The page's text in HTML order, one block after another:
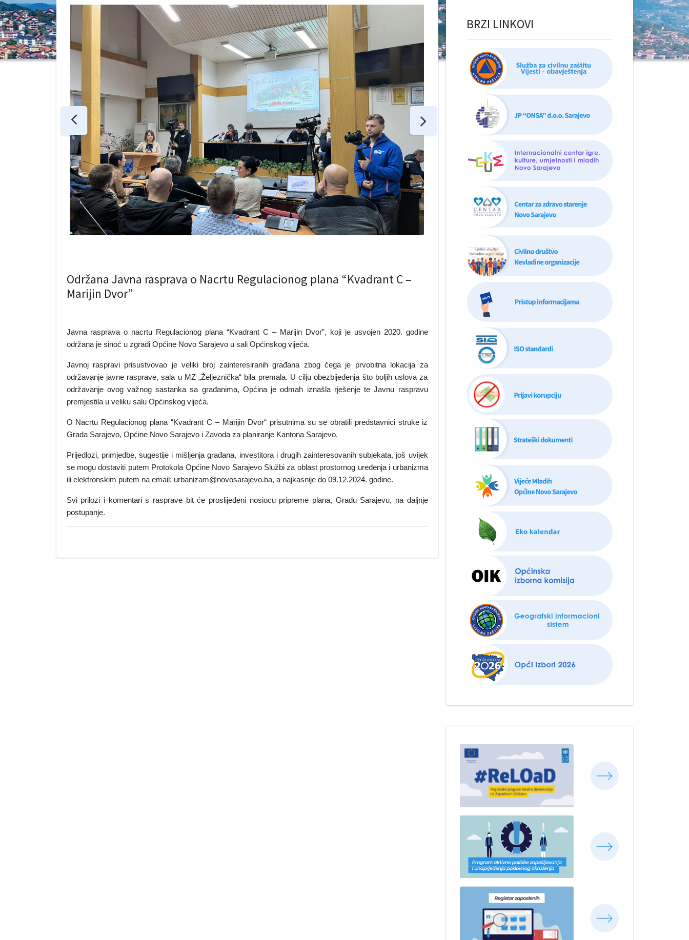
Održana Javna rasprava o Nacrtu Regulacionog plana “Kvadrant C –
Marijin Dvor”
Javna rasprava o nacrtu Regulacionog plana “Kvadrant C – Marijin Dvor”, koji je usvojen 2020. godine
održana je sinoć u zgradi Općine Novo Sarajevo u sali Općinskog vijeća.
Javnoj raspravi prisustvovao je veliki broj zainteresiranih građana zbog čega je prvobitna lokacija za
održavanje javne rasprave, sala u MZ „Željeznička“ bila premala. U cilju obezbijeđenja što boljih uslova za
održavanje ovog važnog sastanka sa građanima, Općina je odmah iznašla rješenje te Javnu raspravu
premjestila u veliku salu Općinskog vijeća.
O Nacrtu Regulacionog plana “Kvadrant C – Marijin Dvor“ prisutnima su se obratili predstavnici struke iz
Grada Sarajevo, Općine Novo Sarajevo i Zavoda za planiranje Kantona Sarajevo.
Prijedlozi, primjedbe, sugestije i mišljenja građana, investitora i drugih zainteresovanih subjekata, još uvijek
se mogu dostaviti putem Protokola Općine Novo Sarajevo Službi za oblast prostornog uređenja i urbanizma
ili elektronskim putem na email: urbanizam@novosarajevo.ba, a najkasnije do 09.12.2024. godine.
Svi prilozi i komentari s rasprave bit će proslijeđeni nosiocu pripreme plana, Gradu Sarajevu, na daljnje
postupanje.
BRZI LINKOVI